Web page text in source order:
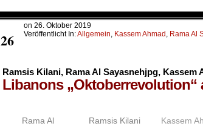
26
on 26. Oktober 2019
Veröffentlicht In:Allgemein, Kassem Ahmad , Rama Al
Ramsis Kilani, Rama Al Sayasnehjpg, Kassem
Libanons „Oktoberrevolution“
Rama Al
Ramsis Kilani Kassem